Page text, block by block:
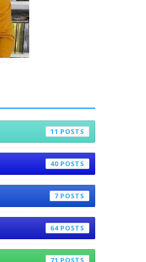
11
40
7
64
71